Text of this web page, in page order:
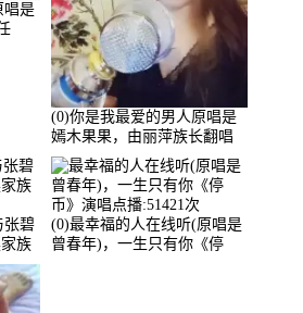
唱是
(0)你是我最爱的男人原唱是
嫣木果果，由丽萍族长翻唱
(播放:56258)
张碧
族
(0)最幸福的人在线听(原唱是
曾春年)，一生只有你《停